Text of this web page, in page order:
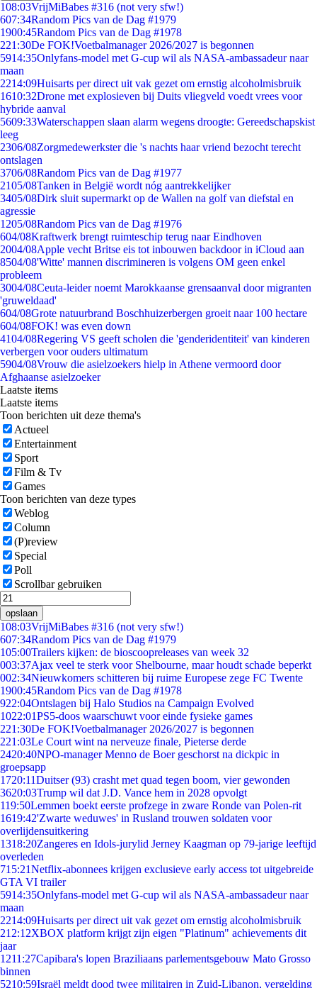
108:03VrijMiBabes #316 (not very sfw!)
607:34Random Pics van de Dag #1979
1900:45Random Pics van de Dag #1978
221:30De FOK!Voetbalmanager 2026/2027 is begonnen
5914:35Onlyfans-model met G-cup wil als NASA-ambassadeur naar
maan
2214:09Huisarts per direct uit vak gezet om ernstig alcoholmisbruik
1610:32Drone met explosieven bij Duits vliegveld voedt vrees voor
hybride aanval
5609:33Waterschappen slaan alarm wegens droogte: Gereedschapskist
leeg
2306/08Zorgmedewerkster die 's nachts haar vriend bezocht terecht
ontslagen
3706/08Random Pics van de Dag #1977
2105/08Tanken in België wordt nóg aantrekkelijker
3405/08Dirk sluit supermarkt op de Wallen na golf van diefstal en
agressie
1205/08Random Pics van de Dag #1976
604/08Kraftwerk brengt ruimteschip terug naar Eindhoven
2004/08Apple vecht Britse eis tot inbouwen backdoor in iCloud aan
8504/08'Witte' mannen discrimineren is volgens OM geen enkel
probleem
3004/08Ceuta-leider noemt Marokkaanse grensaanval door migranten
'gruweldaad'
604/08Grote natuurbrand Boschhuizerbergen groeit naar 100 hectare
604/08FOK! was even down
4104/08Regering VS geeft scholen die 'genderidentiteit' van kinderen
verbergen voor ouders ultimatum
5904/08Vrouw die asielzoekers hielp in Athene vermoord door
Afghaanse asielzoeker
Laatste items
Laatste items
Toon berichten uit deze thema's
Actueel
Entertainment
Sport
Film & Tv
Games
Toon berichten van deze types
Weblog
Column
(P)review
Special
Poll
Scrollbar gebruiken
opslaan
108:03VrijMiBabes #316 (not very sfw!)
607:34Random Pics van de Dag #1979
105:00Trailers kijken: de bioscoopreleases van week 32
003:37Ajax veel te sterk voor Shelbourne, maar houdt schade beperkt
002:34Nieuwkomers schitteren bij ruime Europese zege FC Twente
1900:45Random Pics van de Dag #1978
922:04Ontslagen bij Halo Studios na Campaign Evolved
1022:01PS5-doos waarschuwt voor einde fysieke games
221:30De FOK!Voetbalmanager 2026/2027 is begonnen
221:03Le Court wint na nerveuze finale, Pieterse derde
2420:40NPO-manager Menno de Boer geschorst na dickpic in
groepsapp
1720:11Duitser (93) crasht met quad tegen boom, vier gewonden
3620:03Trump wil dat J.D. Vance hem in 2028 opvolgt
119:50Lemmen boekt eerste profzege in zware Ronde van Polen-rit
1619:42'Zwarte weduwes' in Rusland trouwen soldaten voor
overlijdensuitkering
1318:20Zangeres en Idols-jurylid Jerney Kaagman op 79-jarige leeftijd
overleden
715:21Netflix-abonnees krijgen exclusieve early access tot uitgebreide
GTA VI trailer
5914:35Onlyfans-model met G-cup wil als NASA-ambassadeur naar
maan
2214:09Huisarts per direct uit vak gezet om ernstig alcoholmisbruik
212:12XBOX platform krijgt zijn eigen "Platinum" achievements dit
jaar
1211:27Capibara's lopen Braziliaans parlementsgebouw Mato Grosso
binnen
5210:59Israël meldt dood twee militairen in Zuid-Libanon, vergelding